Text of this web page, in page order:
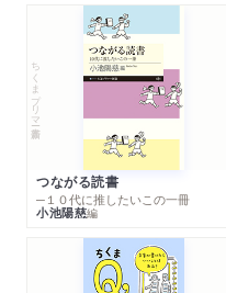
ちくまプリマー新書
つながる読書
─１０代に推したいこの一冊
小池陽慈編